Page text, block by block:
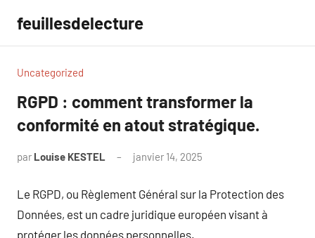
contenu
feuillesdelecture
Uncategorized
RGPD : comment transformer la
conformité en atout stratégique.
par Louise KESTEL janvier 14, 2025
Le RGPD, ou Règlement Général sur la Protection des
Données, est un cadre juridique européen visant à
protéger les données personnelles.